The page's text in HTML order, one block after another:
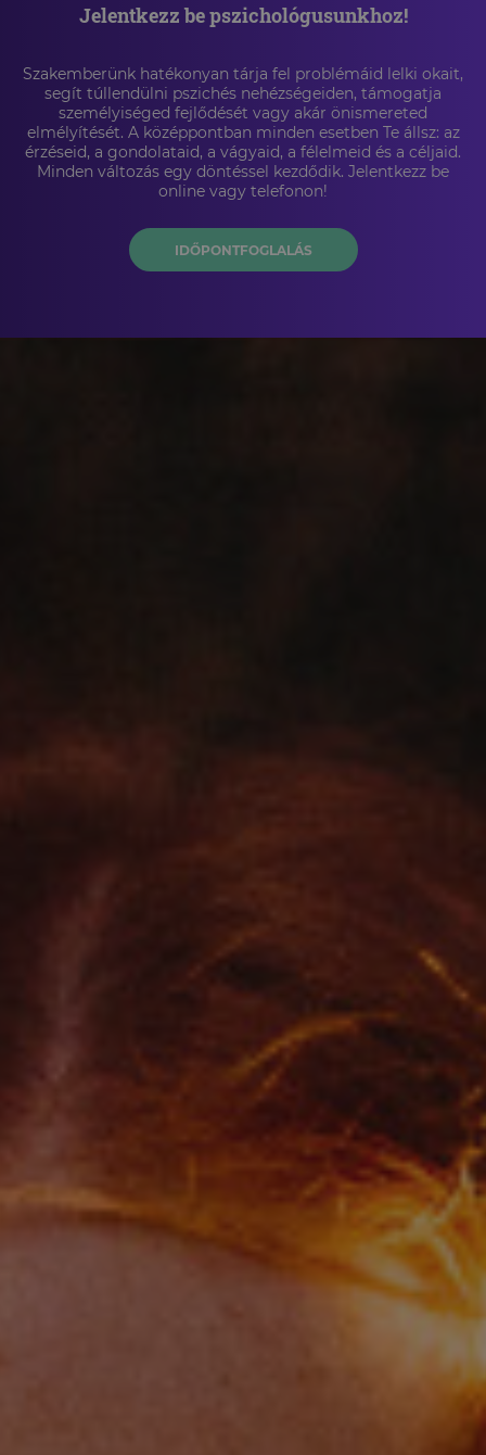
Jelentkezz be pszichológusunkhoz!
Szakemberünk hatékonyan tárja fel problémáid lelki okait,
segít túllendülni pszichés nehézségeiden, támogatja
személyiséged fejlődését vagy akár önismereted
elmélyítését. A középpontban minden esetben Te állsz: az
érzéseid, a gondolataid, a vágyaid, a félelmeid és a céljaid.
Minden változás egy döntéssel kezdődik. Jelentkezz be
online vagy telefonon!
IDŐPONTFOGLALÁS